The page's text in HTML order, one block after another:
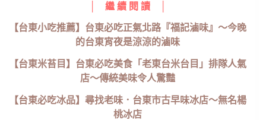
│ 繼 續 閱 讀 │
【台東小吃推薦】台東必吃正氣北路『福記滷味』～今晚
的台東宵夜是涼涼的滷味
【台東米苔目】台東必吃美食「老東台米台目」排隊人氣
店～傳統美味令人驚豔
【台東必吃冰品】尋找老味．台東市古早味冰店～無名楊
桃冰店